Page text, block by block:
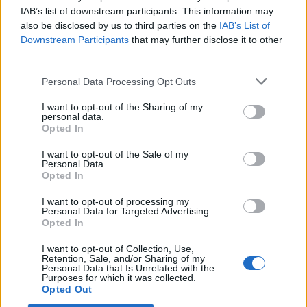
IAB’s list of downstream participants. This information may
also be disclosed by us to third parties on the IAB’s List of
Downstream Participants that may further disclose it to other
Personal Data Processing Opt Outs
I want to opt-out of the Sharing of my
personal data.
Opted In
I want to opt-out of the Sale of my
Personal Data.
Opted In
I want to opt-out of processing my
Personal Data for Targeted Advertising.
Opted In
I want to opt-out of Collection, Use,
Retention, Sale, and/or Sharing of my
Personal Data that Is Unrelated with the
Purposes for which it was collected.
Opted Out